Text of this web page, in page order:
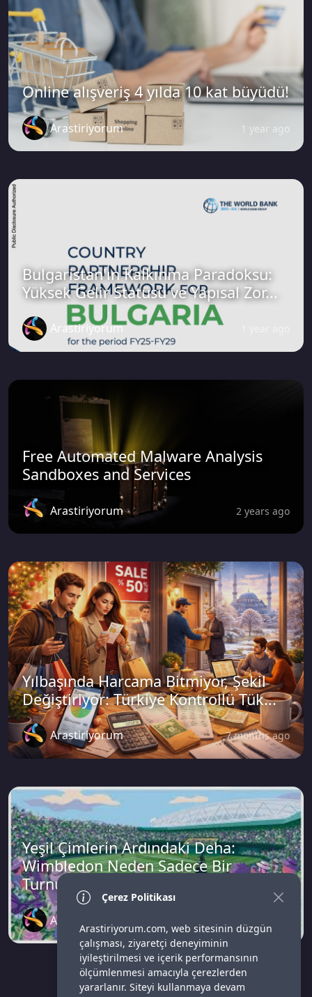
Online alışveriş 4 yılda 10 kat büyüdü!
Arastiriyorum 1 year ago
Bulgaristan'ın Kalkınma Paradoksu:
Yüksek Gelir Statüsü ve Yapısal Zor...
Arastiriyorum
Free Automated Malware Analysis
Sandboxes and Services
Arastiriyorum 2 years ago
Yılbaşında Harcama Bitmiyor, Şekil
Değiştiriyor: Türkiye Kontrollü Tük...
Arastiriyorum 7 months ago
Yeşil Çimlerin Ardındaki Deha:
Wimbledon Neden Sadece Bir
Turnuva Deği...
Arastiriyorum
Çerez Politikası
Arastiriyorum.com, web sitesinin düzgün
çalışması, ziyaretçi deneyiminin
iyileştirilmesi ve içerik performansının
ölçümlenmesi amacıyla çerezlerden
yararlanır. Siteyi kullanmaya devam